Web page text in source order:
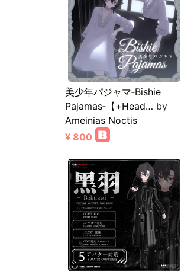
美少年パジャマ‐Bishie
Pajamas‐【+Head… by
Ameinias Noctis
¥ 800